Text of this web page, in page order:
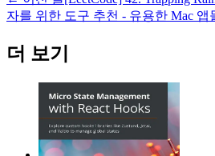
자를 위한 도구 추천 - 유용한 Mac 앱
더 보기